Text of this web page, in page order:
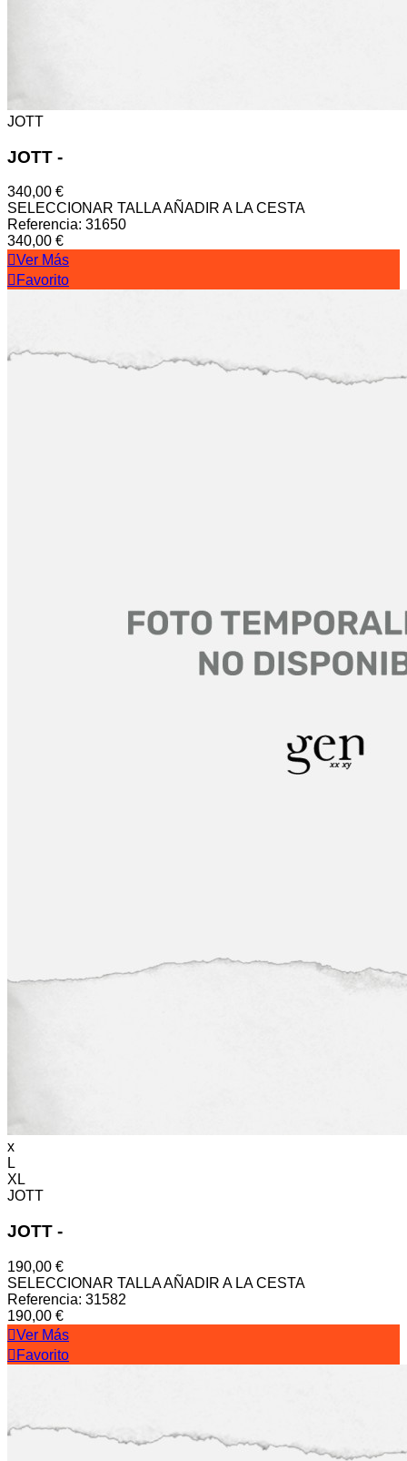
JOTT
JOTT -
340,00 €
SELECCIONAR TALLAAÑADIR A LA CESTA
Referencia: 31650
340,00 €
Ver Más
Favorito
x
L
XL
JOTT
JOTT -
190,00 €
SELECCIONAR TALLAAÑADIR A LA CESTA
Referencia: 31582
190,00 €
Ver Más
Favorito